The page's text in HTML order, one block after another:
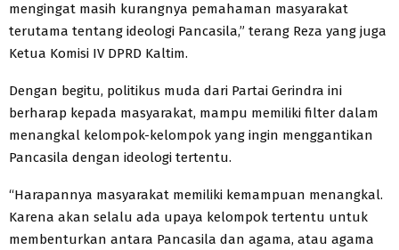
mengingat masih kurangnya pemahaman masyarakat
terutama tentang ideologi Pancasila,” terang Reza yang juga
Ketua Komisi IV DPRD Kaltim.
Dengan begitu, politikus muda dari Partai Gerindra ini
berharap kepada masyarakat, mampu memiliki filter dalam
menangkal kelompok-kelompok yang ingin menggantikan
Pancasila dengan ideologi tertentu.
“Harapannya masyarakat memiliki kemampuan menangkal.
Karena akan selalu ada upaya kelompok tertentu untuk
membenturkan antara Pancasila dan agama, atau agama